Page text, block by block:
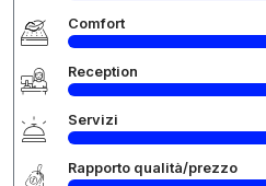
Comfort
Reception
Servizi
Rapporto qualità/prezzo